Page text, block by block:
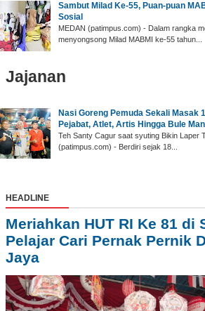
‎Sambut Milad Ke-55, Puan-puan
Sosial
‎MEDAN (patimpus.com) - Dalam rangka
menyongsong Milad MABMI ke-55 tahun...
Jajanan
Nasi Goreng Pemuda Sekali Masak
Pejabat, Atlet, Artis Hingga Bule
Teh Santy Cagur saat syuting Bikin Laper
(patimpus.com) - Berdiri sejak 18...
HEADLINE
Meriahkan HUT RI Ke 81 di
Pelajar Cari Pernak Pernik
Jaya